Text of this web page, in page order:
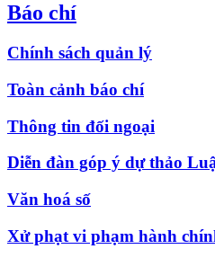
Báo chí
Chính sách quản lý
Toàn cảnh báo chí
Thông tin đối ngoại
Diễn đàn góp ý dự thảo
Văn hoá số
Xử phạt vi phạm hành